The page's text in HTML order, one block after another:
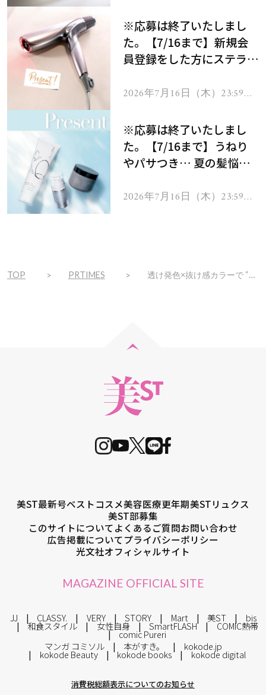
※応募は終了いたしまし
た。【7/16まで】新規会
員登録をした方にステラボ
ヘアドライヤー ジュエル
2026年7月16日（木）23:59ま
※応募は終了いたしまし
た。【7/16まで】うねり
やパサつき… 夏の髪悩み
ムを13名様にプレゼン
2026年7月16日（木）23:59ま
TOP PRTIMES 透け発色×抜け感カラーで “旬顔メイク”！ペンシル型アイシャドウを『ティンカーウィンク』から新発売
美ST最新号ベストコスメ美容医療更年期美STリュクス
美ST部募集
このサイトについてよくあるご質問お問い合わせ
広告掲載についてプライバシーポリシー
光文社オフィシャルサイト
MAGAZINE OFFICIAL SITE
JJ CLASSY. VERY STORY Mart 美ST bis
和食スタイル 女性自身 SmartFLASH COMIC熱帯
comic Pureri
マンガ コミソル
本がすき。 kokode.jp
kokode Beauty kokode books kokode digital
消費税総額表示についてのお知らせ